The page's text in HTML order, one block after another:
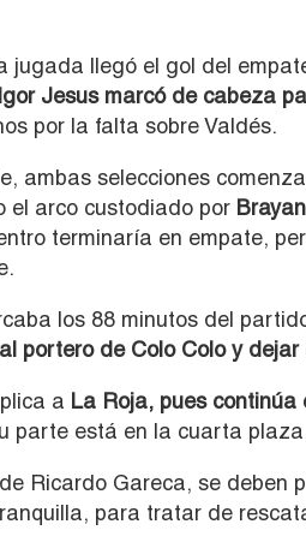
jugada llegó el gol del
Igor Jesus marcó de cabeza
por la falta sobre Valdés.
ambas selecciones
el arco custodiado por
terminaría en empate,
los 88 minutos del
portero de Colo Colo y
a La Roja, pues
parte está en la cuarta
Ricardo Gareca, se deben
para tratar de